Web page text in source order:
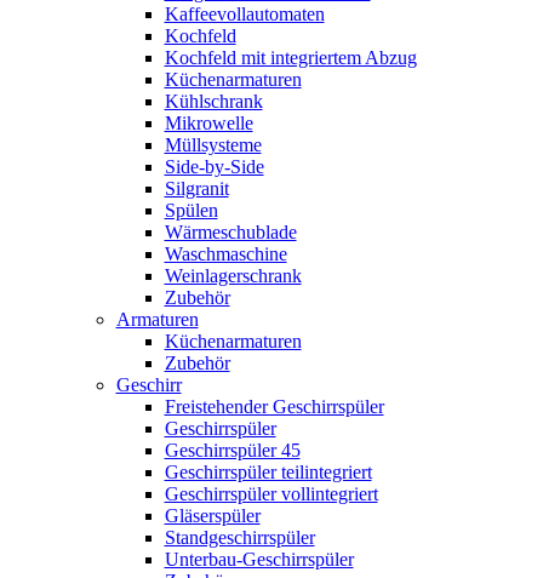
Kaffeevollautomaten
Kochfeld
Kochfeld mit integriertem Abzug
Küchenarmaturen
Kühlschrank
Mikrowelle
Müllsysteme
Side-by-Side
Silgranit
Spülen
Wärmeschublade
Waschmaschine
Weinlagerschrank
Zubehör
Armaturen
Küchenarmaturen
Zubehör
Geschirr
Freistehender Geschirrspüler
Geschirrspüler
Geschirrspüler 45
Geschirrspüler teilintegriert
Geschirrspüler vollintegriert
Gläserspüler
Standgeschirrspüler
Unterbau-Geschirrspüler